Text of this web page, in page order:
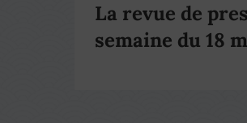
La revue de
semaine du 18